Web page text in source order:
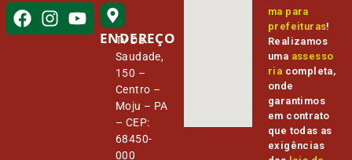
ENDEREÇO
Tv Da
Saudade,
150 –
Centro –
Moju – PA
– CEP:
68450-
000
ma para
prefeituras!
Realizamos
uma assesso
ria completa,
onde
garantimos
em contrato
que todas as
exigências